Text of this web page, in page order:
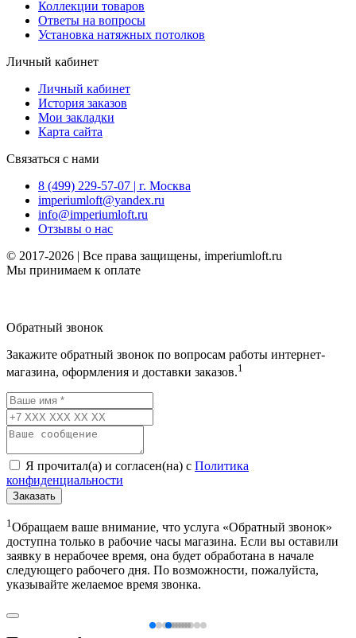
Коллекции товаров
Ответы на вопросы
Установка натяжных потолков
Личный кабинет
Личный кабинет
История заказов
Мои закладки
Карта сайта
Связаться с нами
8 (499) 229-57-07 | г. Москва
imperiumloft@yandex.ru
info@imperiumloft.ru
Отзывы о нас
© 2017-2026 | Все права защищены, imperiumloft.ru
Мы принимаем к оплате
Обратный звонок
Закажите обратный звонок по вопросам работы интернет-
магазина, оформления и доставки заказов.1
Я прочитал(а) и согласен(на) с Политика
конфиденциальности
Заказать
1Обращаем ваше внимание, что услуга «Обратный звонок»
доступна только в рабочие часы магазина. Если вы оставили
заявку в нерабочее время, она будет обработана в начале
следующего рабочего дня. По возможности, пожалуйста,
указывайте желаемое время звонка.